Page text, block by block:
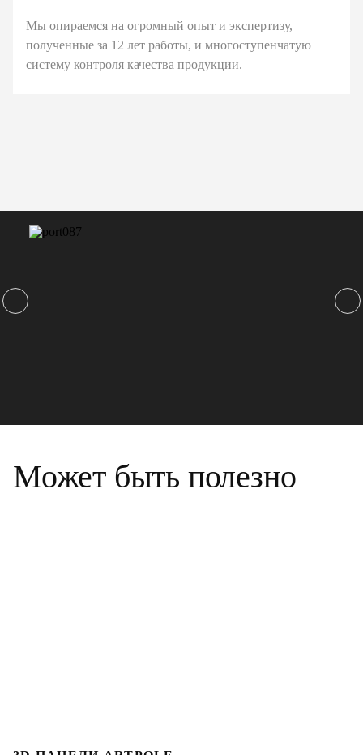
Мы опираемся на огромный опыт и экспертизу,
полученные за 12 лет работы, и многоступенчатую
систему контроля качества продукции.
Может быть полезно